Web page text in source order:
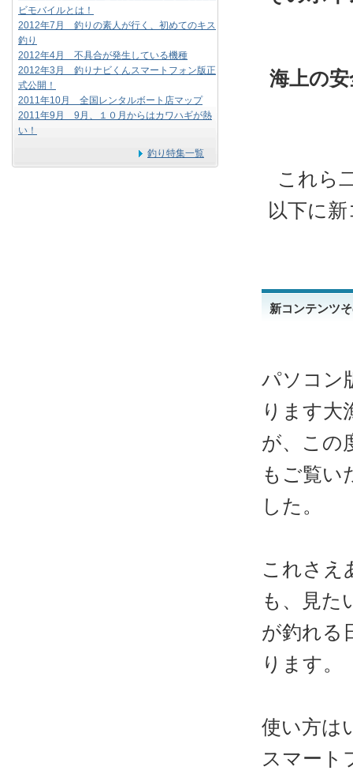
ビモバイルとは！
2012年7月 釣りの素人が行く、初めてのキス
釣り
2012年4月 不具合が発生している機種
2012年3月 釣りナビくんスマートフォン版正
式公開！
2011年10月 全国レンタルボート店マップ
2011年9月 9月、１０月からはカワハギが熱
い！
釣り特集一覧
海上の
これら
以下に
新コンテンツ
パソコン
ります大
が、この
もご覧い
した。
これさえ
も、見た
が釣れる
ります。
使い方は
スマート